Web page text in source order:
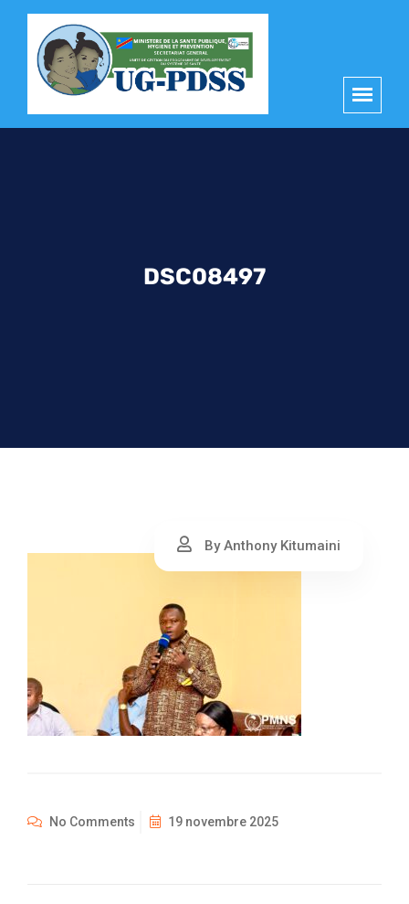
DSC08497
By Anthony Kitumaini
No Comments 19 novembre 2025